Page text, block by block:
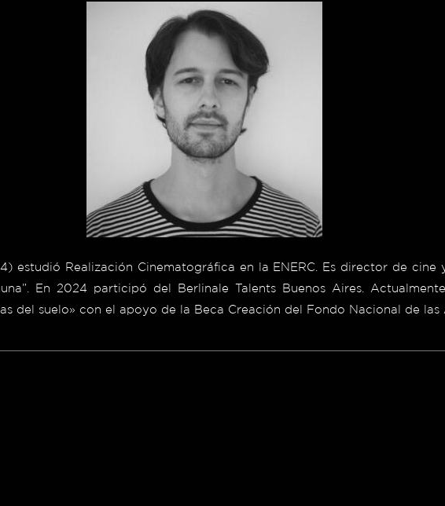
estudió Realización Cinematográfica en la ENERC. Es director de
En 2024 participó del Berlinale Talents Buenos Aires.
del suelo» con el apoyo de la Beca Creación del Fondo Nacional de las